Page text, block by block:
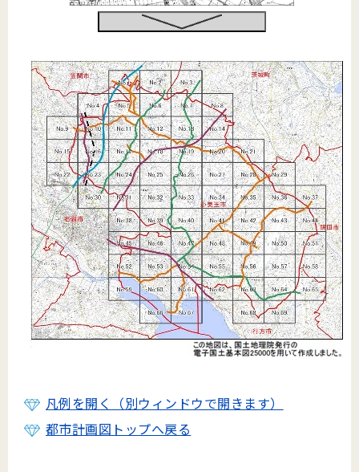
凡例を開く（別ウィンドウで開きます）
都市計画図トップへ戻る